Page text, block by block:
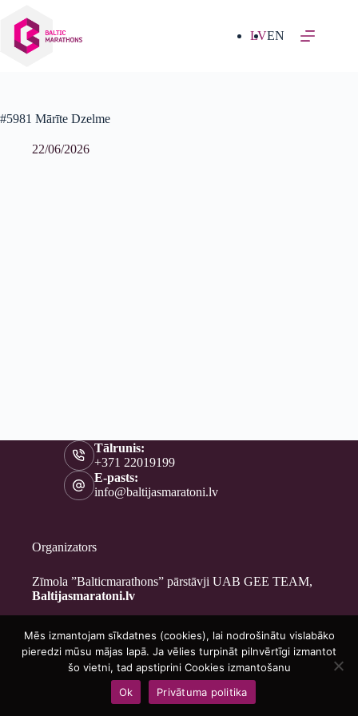
saturu
LVEN
#5981 Mārīte Dzelme
22/06/2026
Tālrunis:
+371 22019199
E-pasts:
info@baltijasmaratoni.lv
Organizators
Zīmola ”Balticmarathons” pārstāvji UAB GEE TEAM,
Baltijasmaratoni.lv
Kontakti
Par mums
Brīvprātīgajiem
Privātuma politika
Copyright © 2026 - Baltijasmaratoni.lv
Mēs izmantojam sīkdatnes (cookies), lai nodrošinātu vislabāko
pieredzi mūsu mājas lapā. Ja vēlies turpināt pilnvērtīgi izmantot
šo vietni, tad apstiprini Cookies izmantošanu
Ok
Privātuma politika